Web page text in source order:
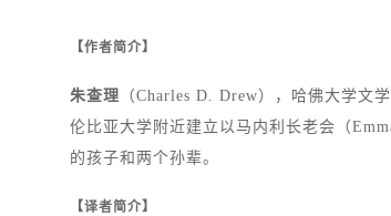
【作者简介】
朱查理 （Charles D. Drew），哈佛大学文
伦比亚大学附近建立以马内利长老会（
的孩子和两个孙辈。
【译者简介】